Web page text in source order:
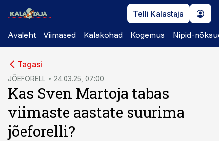
Telli Kalastaja
Avaleht Viimased Kalakohad Kogemus Nipid-
Tagasi
JÕEFORELL 24.03.25, 07:00
Kas Sven Martoja tabas
viimaste aastate suurima
jõeforelli?